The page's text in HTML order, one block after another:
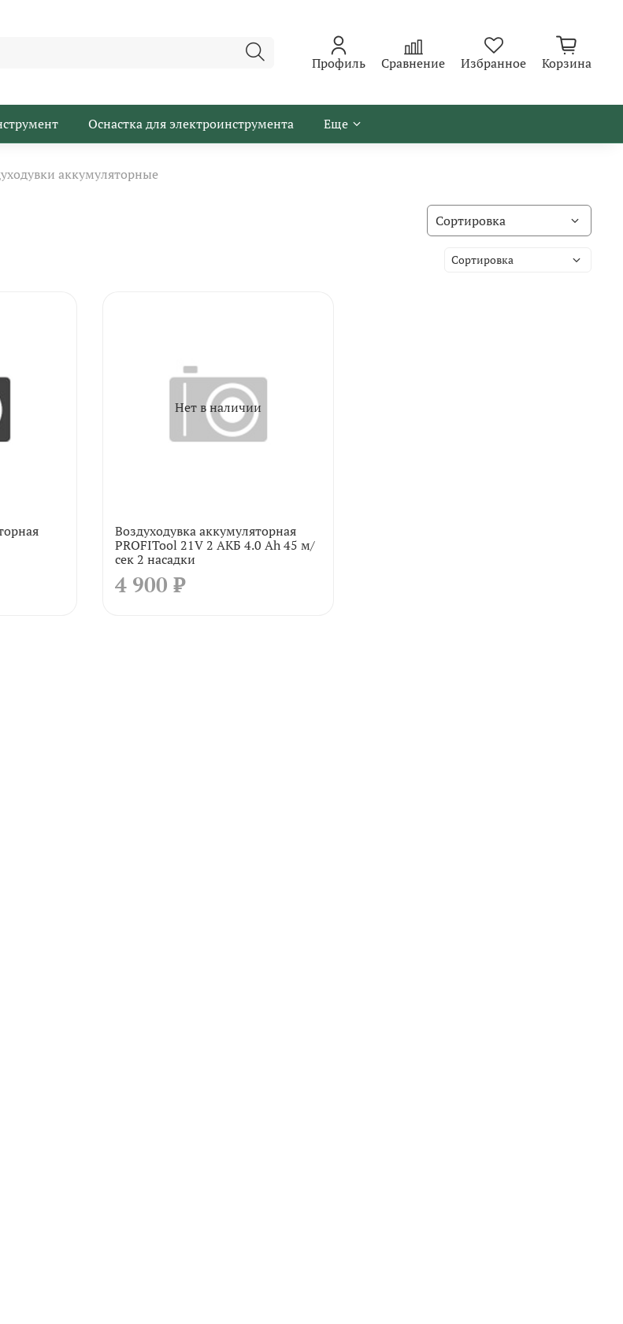
Профиль Сравнение Избранное Корзина
Оснастка для электроинструмента Еще
аккумуляторные
Нет в наличии
Воздуходувка аккумуляторная
PROFITool 21V 2 АКБ 4.0 Ah 45 м/
сек 2 насадки
4 900 ₽